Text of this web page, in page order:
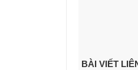
BÀI VIẾT